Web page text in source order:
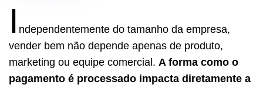
I ndependentemente do tamanho da empresa,
vender bem não depende apenas de produto,
marketing ou equipe comercial. A forma como o
pagamento é processado impacta diretamente a